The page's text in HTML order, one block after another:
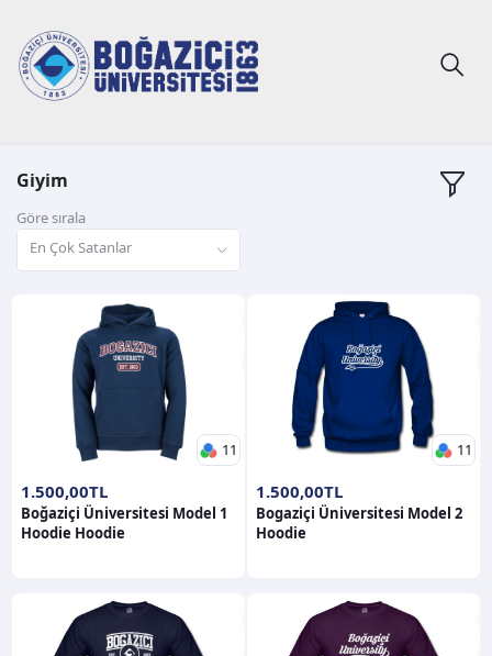
Giyim
Göre sırala
En Çok Satanlar
11
1.500,00TL
Boğaziçi Üniversitesi Model 1
Hoodie Hoodie
11
1.500,00TL
Bogaziçi Üniversitesi Model 2
Hoodie